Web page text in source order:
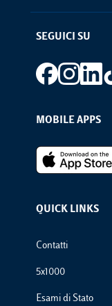
SEGUICI SU
Footer social
MOBILE APPS
Footer Apps
QUICK LINKS
Footer Links
Contatti
5x1000
Esami di Stato